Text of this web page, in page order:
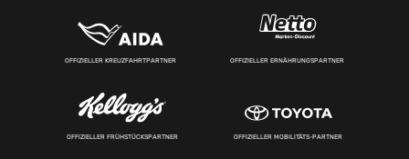
OFFIZIELLER KREUZFAHRTPARTNER OFFIZIELLER ERNÄHRUNGSPARTNER
OFFIZIELLER FRÜHSTÜCKSPARTNER OFFIZIELLER MOBILITÄTS-PARTNER